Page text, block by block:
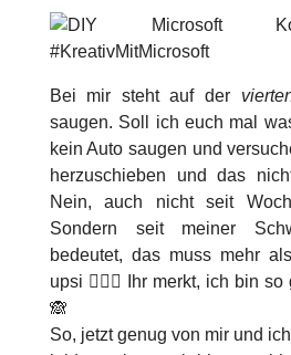
Bei mir steht auf der
saugen. Soll ich euch mal
kein Auto saugen und
herzuschieben und das
Nein, auch nicht seit
Sondern seit meiner
bedeutet, das muss mehr
upsi 🤷🏻‍♀️ Ihr merkt, ich bin
🙈
So, jetzt genug von mir und